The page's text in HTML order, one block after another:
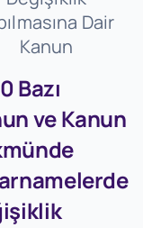
Bazı
ve Kanun